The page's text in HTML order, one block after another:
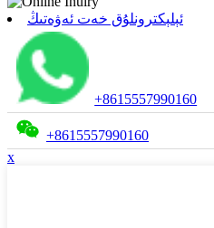
ئېلېكترونلۇق خەت ئەۋەتىڭ
+8615557990160
+8615557990160
x